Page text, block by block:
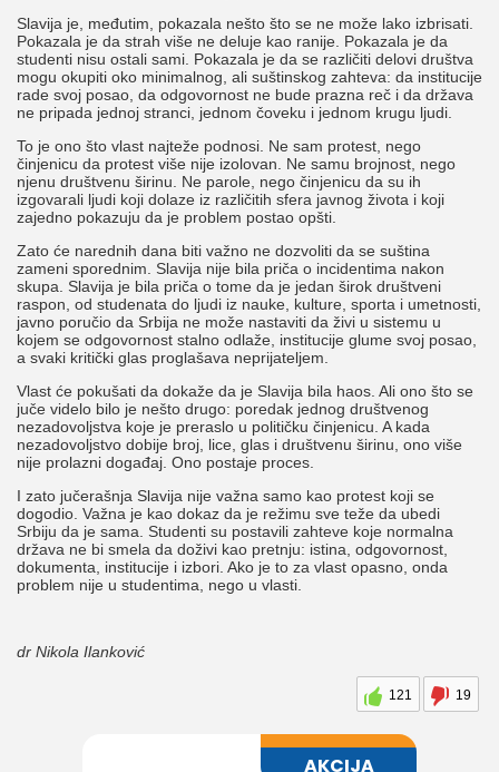
Slavija je, međutim, pokazala nešto što se ne može lako izbrisati.
Pokazala je da strah više ne deluje kao ranije. Pokazala je da
studenti nisu ostali sami. Pokazala je da se različiti delovi društva
mogu okupiti oko minimalnog, ali suštinskog zahteva: da institucije
rade svoj posao, da odgovornost ne bude prazna reč i da država
ne pripada jednoj stranci, jednom čoveku i jednom krugu ljudi.
To je ono što vlast najteže podnosi. Ne sam protest, nego
činjenicu da protest više nije izolovan. Ne samu brojnost, nego
njenu društvenu širinu. Ne parole, nego činjenicu da su ih
izgovarali ljudi koji dolaze iz različitih sfera javnog života i koji
zajedno pokazuju da je problem postao opšti.
Zato će narednih dana biti važno ne dozvoliti da se suština
zameni sporednim. Slavija nije bila priča o incidentima nakon
skupa. Slavija je bila priča o tome da je jedan širok društveni
raspon, od studenata do ljudi iz nauke, kulture, sporta i umetnosti,
javno poručio da Srbija ne može nastaviti da živi u sistemu u
kojem se odgovornost stalno odlaže, institucije glume svoj posao,
a svaki kritički glas proglašava neprijateljem.
Vlast će pokušati da dokaže da je Slavija bila haos. Ali ono što se
juče videlo bilo je nešto drugo: poredak jednog društvenog
nezadovoljstva koje je preraslo u političku činjenicu. A kada
nezadovoljstvo dobije broj, lice, glas i društvenu širinu, ono više
nije prolazni događaj. Ono postaje proces.
I zato jučerašnja Slavija nije važna samo kao protest koji se
dogodio. Važna je kao dokaz da je režimu sve teže da ubedi
Srbiju da je sama. Studenti su postavili zahteve koje normalna
država ne bi smela da doživi kao pretnju: istina, odgovornost,
dokumenta, institucije i izbori. Ako je to za vlast opasno, onda
problem nije u studentima, nego u vlasti.
dr Nikola Ilanković
121 19